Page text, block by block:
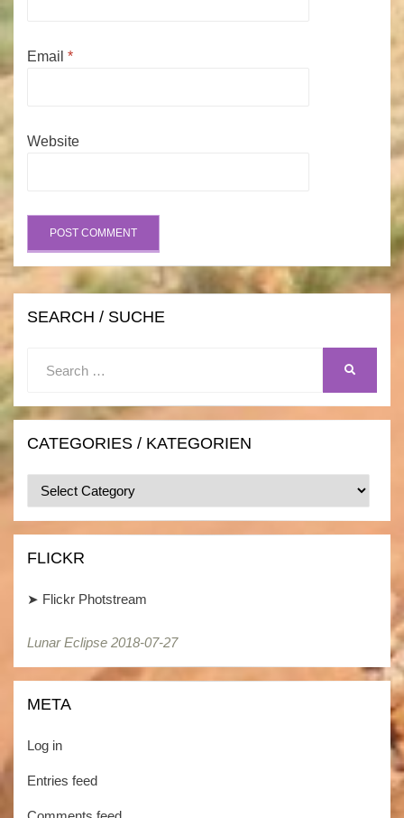
Email *
Website
SEARCH / SUCHE
CATEGORIES / KATEGORIEN
Categories
/
FLICKR
➤ Flickr Photstream
Lunar Eclipse 2018-07-27
Lunar Eclipse 2018-07-27
META
Log in
Entries feed